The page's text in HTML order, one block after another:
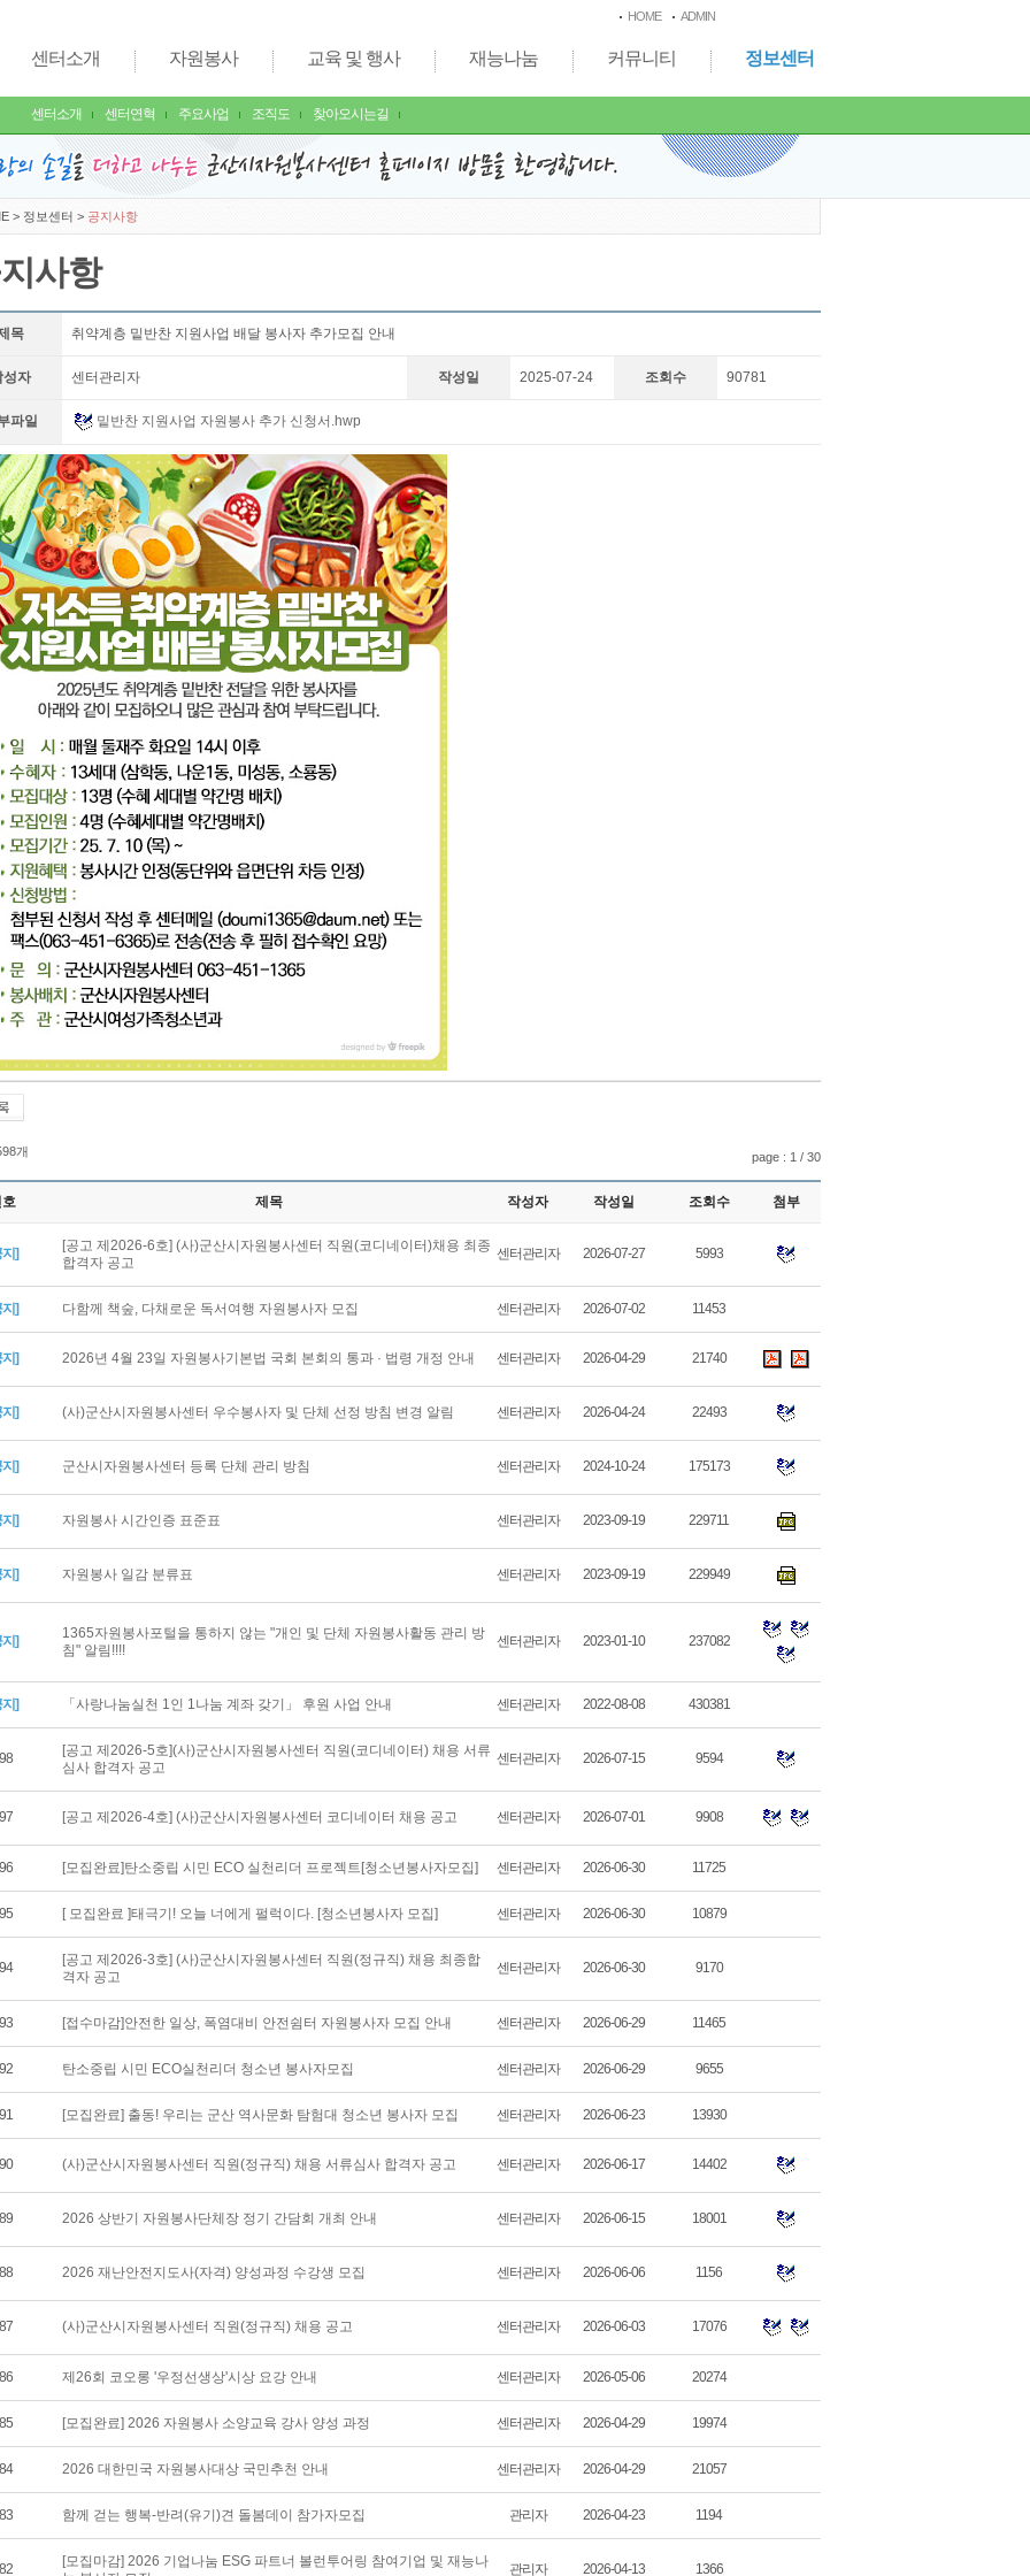
HOME ADMIN
센터소개
센터소개 센터연혁 주요사업 조직도 찾아오시는길
자원봉사 교육 및 행사 재능나눔 커뮤니티 정보센터
> 정보센터 > 공지사항
사항
목 취약계층 밑반찬 지원사업 배달 봉사자 추가모집 안내
성자 센터관리자 작성일 2025-07-24 조회수 90781
파일 밑반찬 지원사업 자원봉사 추가 신청서.hwp
개 page : 1 / 30
호 제목 작성자 작성일 조회수 첨부
지]
[공고 제2026-6호] (사)군산시자원봉사센터 직원(코디네이터)채용 최종
합격자 공고
센터관리자 2026-07-27 5993
지] 다함께 책숲, 다채로운 독서여행 자원봉사자 모집 센터관리자 2026-07-02 11453
지] 2026년 4월 23일 자원봉사기본법 국회 본회의 통과 · 법령 개정 안내 센터관리자 2026-04-29 21740
지] (사)군산시자원봉사센터 우수봉사자 및 단체 선정 방침 변경 알림 센터관리자 2026-04-24 22493
지] 군산시자원봉사센터 등록 단체 관리 방침 센터관리자 2024-10-24 175173
지] 자원봉사 시간인증 표준표 센터관리자 2023-09-19 229711
지] 자원봉사 일감 분류표 센터관리자 2023-09-19 229949
지]
1365자원봉사포털을 통하지 않는 "개인 및 단체 자원봉사활동 관리 방
침" 알림!!!!
센터관리자 2023-01-10 237082
지] 「사랑나눔실천 1인 1나눔 계좌 갖기」 후원 사업 안내 센터관리자 2022-08-08 430381
[공고 제2026-5호](사)군산시자원봉사센터 직원(코디네이터) 채용 서류
심사 합격자 공고
센터관리자 2026-07-15 9594
[공고 제2026-4호] (사)군산시자원봉사센터 코디네이터 채용 공고 센터관리자 2026-07-01 9908
[모집완료]탄소중립 시민 ECO 실천리더 프로젝트[청소년봉사자모집] 센터관리자 2026-06-30 11725
[ 모집완료 ]태극기! 오늘 너에게 펄럭이다. [청소년봉사자 모집] 센터관리자 2026-06-30 10879
[공고 제2026-3호] (사)군산시자원봉사센터 직원(정규직) 채용 최종합
격자 공고
센터관리자 2026-06-30 9170
[접수마감]안전한 일상, 폭염대비 안전쉼터 자원봉사자 모집 안내 센터관리자 2026-06-29 11465
탄소중립 시민 ECO실천리더 청소년 봉사자모집 센터관리자 2026-06-29 9655
[모집완료] 출동! 우리는 군산 역사문화 탐험대 청소년 봉사자 모집 센터관리자 2026-06-23 13930
(사)군산시자원봉사센터 직원(정규직) 채용 서류심사 합격자 공고 센터관리자 2026-06-17 14402
2026 상반기 자원봉사단체장 정기 간담회 개최 안내 센터관리자 2026-06-15 18001
2026 재난안전지도사(자격) 양성과정 수강생 모집 센터관리자 2026-06-06 1156
(사)군산시자원봉사센터 직원(정규직) 채용 공고 센터관리자 2026-06-03 17076
제26회 코오롱 '우정선생상'시상 요강 안내 센터관리자 2026-05-06 20274
[모집완료] 2026 자원봉사 소양교육 강사 양성 과정 센터관리자 2026-04-29 19974
2026 대한민국 자원봉사대상 국민추천 안내 센터관리자 2026-04-29 21057
함께 걷는 행복-반려(유기)견 돌봄데이 참가자모집 관리자 2026-04-23 1194
[모집마감] 2026 기업나눔 ESG 파트너 볼런투어링 참여기업 및 재능나
관리자 2026-04-13 1366